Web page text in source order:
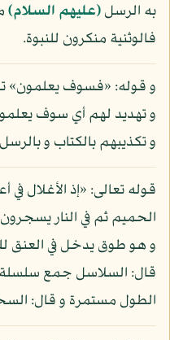
به الرسل(عليهم السلام)
فالوثنية منكرون للنبوة.
و قوله: «فسوف يعلمون»
و تهديد لهم أي سوف
و تكذيبهم بالكتاب و
قوله تعالى: «إذ الأغلال
الحميم ثم في النار
و هو طوق يدخل في العنق
قال: السلاسل جمع
الطول مستمرة و قال: